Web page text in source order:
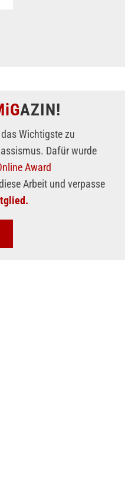
AZIN!
Wichtigste zu
Dafür wurde
Award
Arbeit und verpasse